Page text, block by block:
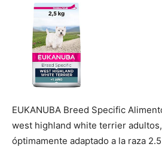
EUKANUBA Breed Specific
west highland white terrier
óptimamente adaptado a la raza